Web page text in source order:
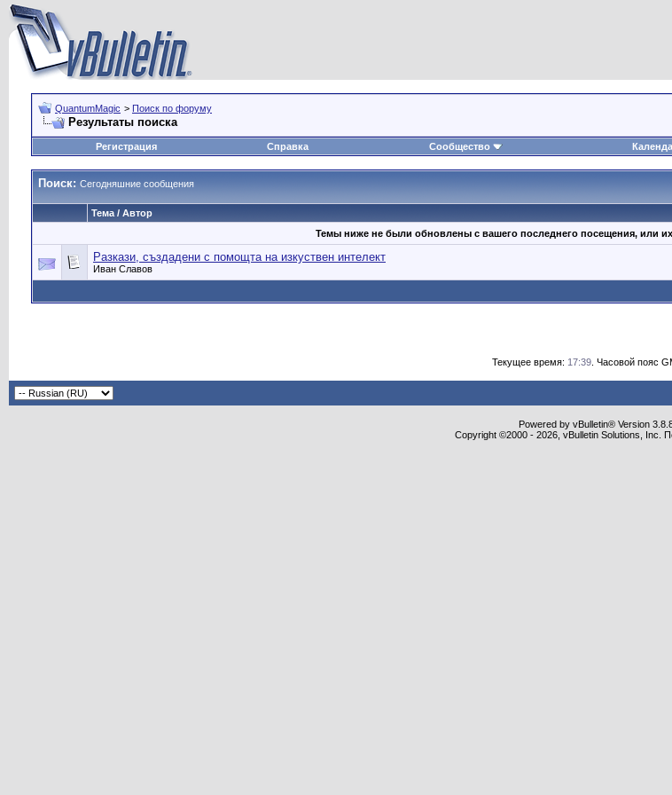
QuantumMagic > Поиск по форуму
Результаты поиска
Регистрация
Справка Сообщество
Поиск: Сегодняшние сообщения
Тема / Автор
Темы ниже не были обновлены с вашего последнего посещения, или
Разкази, създадени с помощта на изкуствен интелект
Иван Славов
Текущее время: 17:39 . Часовой пояс
Powered by vBulletin® Version
Copyright ©2000 - 2026, vBulletin Solutions, Inc.